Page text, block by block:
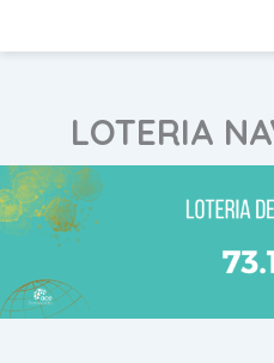
LOTERIA